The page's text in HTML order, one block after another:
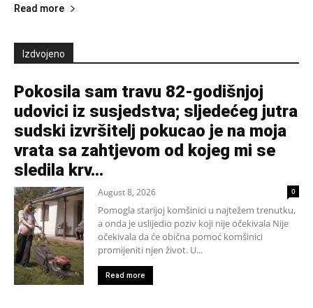
Read more
Izdvojeno
Pokosila sam travu 82-godišnjoj
udovici iz susjedstva; sljedećeg jutra
sudski izvršitelj pokucao je na moja
vrata sa zahtjevom od kojeg mi se
sledila krv...
August 8, 2026 0
Pomogla starijoj komšinici u najtežem trenutku,
a onda je uslijedio poziv koji nije očekivala Nije
očekivala da će obična pomoć komšinici
promijeniti njen život. U...
Read more